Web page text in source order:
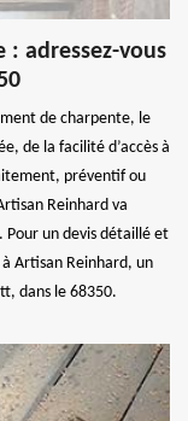
adressez-vous
de charpente, le
de la facilité d’accès à
préventif ou
Reinhard va
un devis détaillé et
Artisan Reinhard, un
dans le 68350.